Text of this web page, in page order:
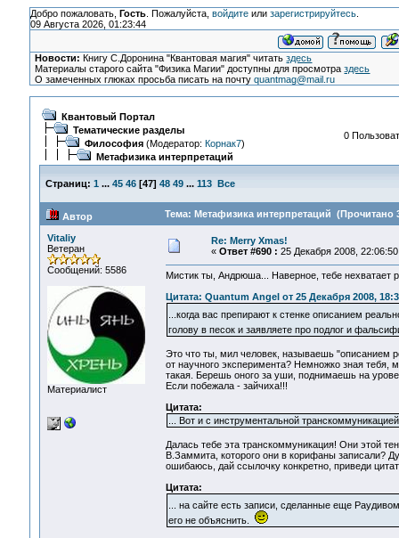
Добро пожаловать, Гость. Пожалуйста, войдитеили зарегистрируйтесь.
09 Августа 2026, 01:23:44
Новости: Книгу С.Доронина "Квантовая магия" читатьздесь
Материалы старого сайта "Физика Магии" доступны для просмотраздесь
О замеченных глюках просьба писать на почтуquantmag@mail.ru
Квантовый Портал
Тематические разделы
Философия(Модератор: Корнак7)
Метафизика интерпретаций
0
Страниц: 1 ... 45 46[47] 48 49 ... 113 Все
Автор Тема: Метафизика интерпретаций (Прочитано
Vitaliy
Ветеран
Сообщений: 5586
Материалист
Re: Merry Xmas!
« Ответ #690 : 25 Декабря 2008,
Мистик ты, Андрюша... Наверное, тебе
Цитата: Quantum Angel от 25 Декабря 2008,
...когда вас препирают к стенке описанием
голову в песок и заявляете про подлог и
Это что ты, мил человек, называешь "описанием
от научного эксперимента? Немножко зная тебя,
такая. Берешь оного за уши, поднимаешь на
Если побежала - зайчиха!!!
Цитата:
... Вот и с инструментальной
Далась тебе эта транскоммуникация! Они этой
В.Заммита, которого они в корифаны записали?
ошибаюсь, дай ссылочку конкретно, приведи
Цитата:
... на сайте есть записи, сделанные еще
его не объяснить.